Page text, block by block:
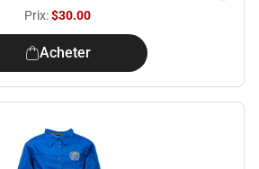
Prix:$30.00
Acheter